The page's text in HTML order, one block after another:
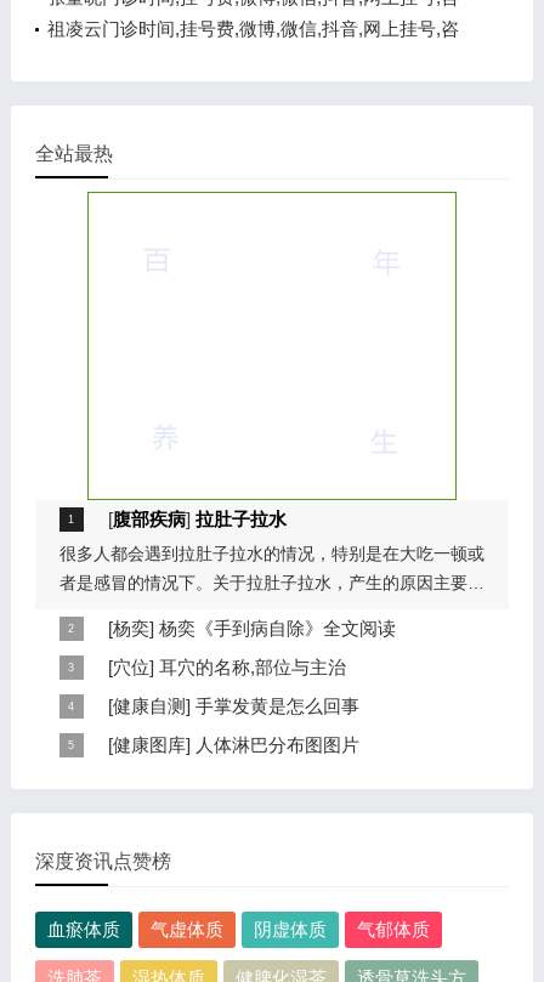
询电话,在线咨询
祖凌云门诊时间,挂号费,微博,微信,抖音,网上挂号,咨
全站最热
[腹部疾病] 拉肚子拉水
很多人都会遇到拉肚子拉水的情况，特别是在大吃一顿或
者是感冒的情况下。关于拉肚子拉水，产生的原因主要是
因为饮食问题，或者是因为肠胃问题。本页包...
[杨奕] 杨奕《手到病自除》全文阅读
本页提供杨奕手到病自除全文阅读。包括完整目录、共计
6大章，66个小节的详细内容。涉及到全身的各个反射
区，以及自然疗法、反射区疗法、食疗等。另外...
[穴位] 耳穴的名称,部位与主治
耳穴在耳郭的分布有一定规律，耳穴在耳郭的分布犹如一
个倒置在子宫内的胎儿，头部朝下，臀部朝上。其分布的
规律是，与面颊相应的穴位在耳垂；与上肢相...
[健康自测] 手掌发黄是怎么回事
手掌发黄，一般是血管内血液不充盈或是皮肤营养不良的
[健康图库] 人体淋巴分布图图片
深度资讯点赞榜
血瘀体质 气虚体质 阴虚体质 气郁体质